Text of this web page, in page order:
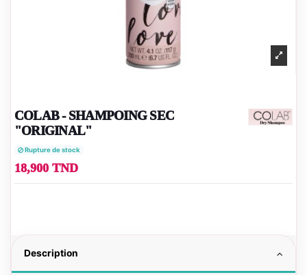
COLAB - SHAMPOING SEC
"ORIGINAL"
Rupture de stock
18,900 TND
Description